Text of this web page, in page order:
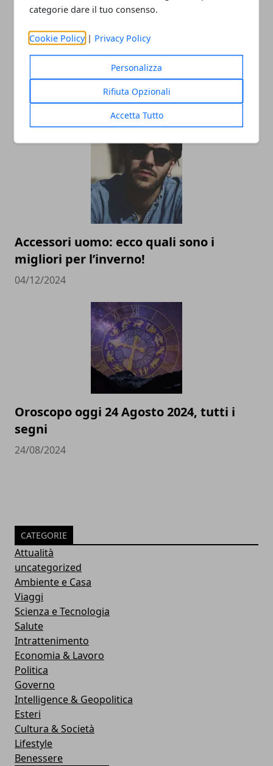
categorie dare il tuo consenso.
Cookie Policy | Privacy Policy
Personalizza
Rifiuta Opzionali
Accetta Tutto
L’universo Harry Potter: libri, film,
mostre e serie TV, tutte le versioni del
mondo fantasy più noto al mondo
Accessori uomo: ecco quali sono i
migliori per l’inverno!
04/12/2024
Oroscopo oggi 24 Agosto 2024, tutti i
segni
24/08/2024
CATEGORIE
Attualità
uncategorized
Ambiente e Casa
Viaggi
Scienza e Tecnologia
Salute
Intrattenimento
Economia & Lavoro
Politica
Governo
Intelligence & Geopolitica
Esteri
Cultura & Società
Lifestyle
Benessere